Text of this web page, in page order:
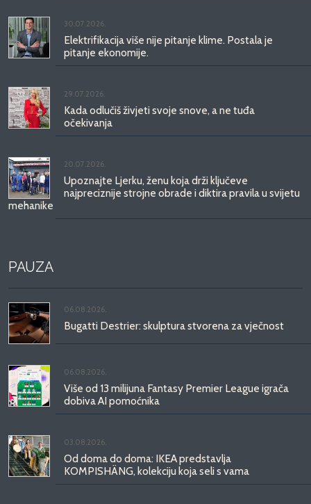
30.07.2026.
Elektrifikacija više nije pitanje klime. Postala je
pitanje ekonomije.
29.07.2026.
Kada odlučiš živjeti svoje snove, a ne tuđa
očekivanja
20.07.2026.
Upoznajte Ljerku, ženu koja drži ključeve
najpreciznije strojne obrade i diktira pravila u svijetu
mehanike
PAUZA
06.08.2026.
Bugatti Destrier: skulptura stvorena za vječnost
06.08.2026.
Više od 13 milijuna Fantasy Premier League igrača
dobiva AI pomoćnika
03.08.2026.
Od doma do doma: IKEA predstavlja
KOMPISHÄNG, kolekciju koja seli s vama